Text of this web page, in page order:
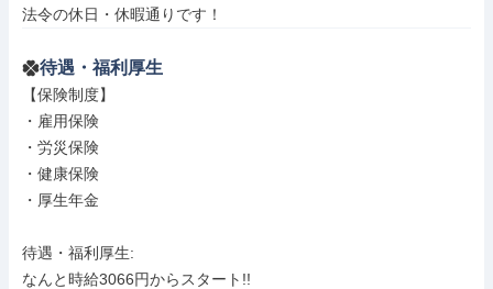
法令の休日・休暇通りです！
待遇・福利厚生
【保険制度】
・雇用保険
・労災保険
・健康保険
・厚生年金
待遇・福利厚生:
なんと時給3066円からスタート!!